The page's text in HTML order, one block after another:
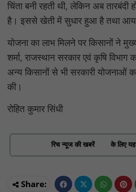
चिंता बनी रहती थी, लेकिन अब तारबंदी
है। इससे खेती में सुधार हुआ है तथा आय
योजना का लाभ मिलने पर किसानों ने
शर्मा, राजस्थान सरकार एवं कृषि
अन्य किसानों से भी सरकारी योजनाओं
की।
रोहित कुमार सिंधी
रिच न्यूज की खबरें के लिए